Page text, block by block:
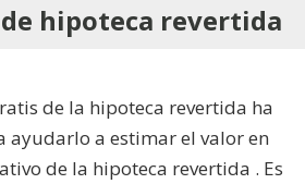
hipoteca revertida
de la hipoteca revertida ha
ayudarlo a estimar el valor en
de la hipoteca revertida . Es